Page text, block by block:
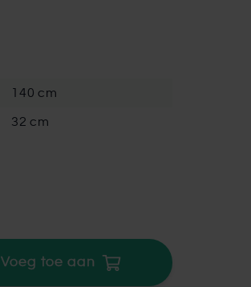
140 cm
32 cm
Voeg toe aan